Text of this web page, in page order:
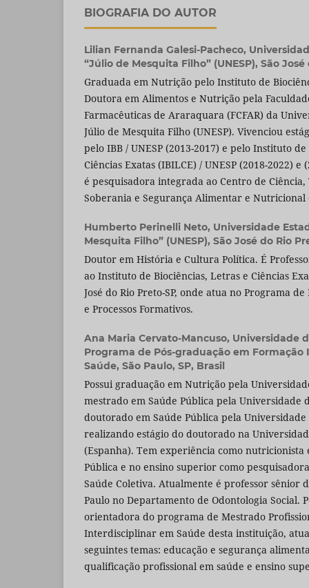
BIOGRAFIA DO AUTOR
Lilian Fernanda Galesi-Pacheco,
“Júlio de Mesquita Filho” (UNESP), São
Graduada em Nutrição pelo Instituto de
Doutora em Alimentos e Nutrição pela
Farmacêuticas de Araraquara (FCFAR) da
Júlio de Mesquita Filho (UNESP). Vivenciou
pelo IBB / UNESP (2013-2017) e pelo Instituto
Ciências Exatas (IBILCE) / UNESP (2018-2022)
é pesquisadora integrada ao Centro de
Soberania e Segurança Alimentar e Nutricional
Humberto Perinelli Neto, Universidade
Mesquita Filho” (UNESP), São José do Rio
Doutor em História e Cultura Política. É
ao Instituto de Biociências, Letras e Ciências
José do Rio Preto-SP, onde atua no Programa
e Processos Formativos.
Ana Maria Cervato-Mancuso, Universidade
Programa de Pós-graduação em
Saúde, São Paulo, SP, Brasil
Possui graduação em Nutrição pela
mestrado em Saúde Pública pela Universidade
doutorado em Saúde Pública pela Universidade
realizando estágio do doutorado na
(Espanha). Tem experiência como nutricionista
Pública e no ensino superior como
Saúde Coletiva. Atualmente é professor sênior
Paulo no Departamento de Odontologia Social.
orientadora do programa de Mestrado
Interdisciplinar em Saúde desta instituição,
seguintes temas: educação e segurança
qualificação profissional em saúde e ensino